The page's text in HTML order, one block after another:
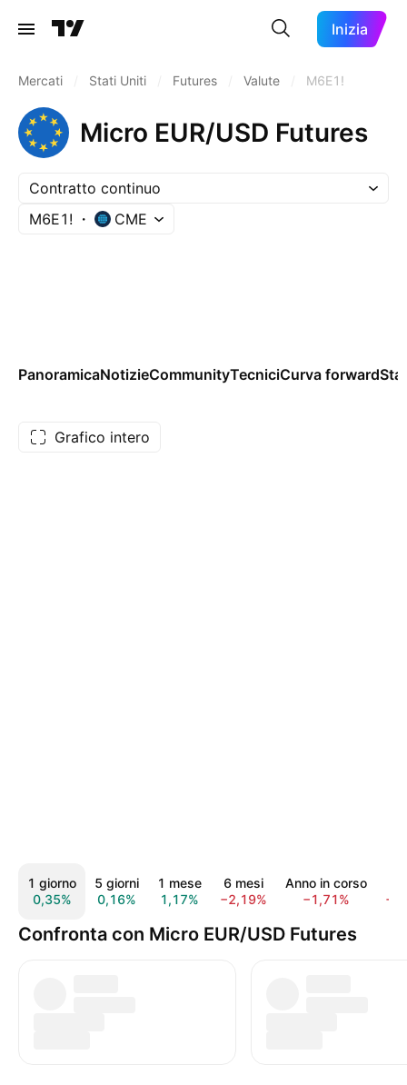
Inizia
Mercati Stati Uniti Futures Valute M6E1!
Micro EUR/USD Futures
Contratto continuo
M6E1!
CME
PanoramicaNotizieCommunityTecniciCurva forward
Grafico intero
1 giorno
0,35%
5 giorni
0,16%
1 mese
1,17%
6 mesi
−2,19%
Anno in corso
−1,71%
Confronta con Micro EUR/USD Futures